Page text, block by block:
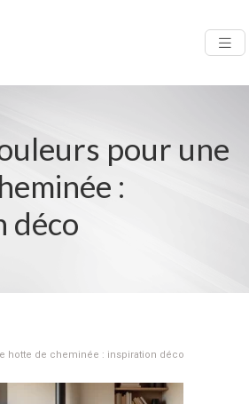
pour une
:
déco
hotte de cheminée : inspiration déco